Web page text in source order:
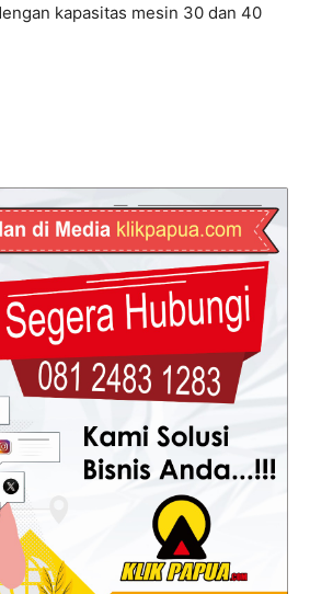
kapasitas mesin 30 dan 40